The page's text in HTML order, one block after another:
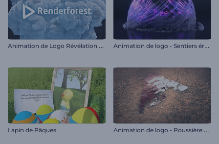
A
nimation de Logo Révélation Enfumée A
nimation de logo - Sentiers éruptifs
Lapin de Pâques A
nimation de logo - Poussière dans le désert